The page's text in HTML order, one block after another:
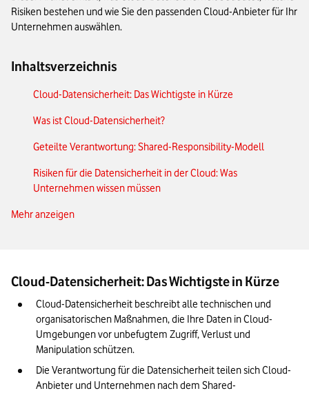
Risiken bestehen und wie Sie den passenden Cloud-Anbieter für Ihr
Unternehmen auswählen.
Inhaltsverzeichnis
Cloud-Datensicherheit: Das Wichtigste in Kürze
Was ist Cloud-Datensicherheit?
Geteilte Verantwortung: Shared-Responsibility-Modell
Risiken für die Datensicherheit in der Cloud: Was
Unternehmen wissen müssen
DSGVO-konforme Cloud-Datensicherheit: Anforderungen und
Unser Fazit: Datensicherheit in der Cloud ist
Unternehmenssache
Mehr anzeigen
Cloud-Datensicherheit: Das Wichtigste in Kürze
Cloud-Datensicherheit beschreibt alle technischen und
organisatorischen Maßnahmen, die Ihre Daten in Cloud-
Umgebungen vor unbefugtem Zugriff, Verlust und
Manipulation schützen.
Die Verantwortung für die Datensicherheit teilen sich Cloud-
Anbieter und Unternehmen nach dem Shared-